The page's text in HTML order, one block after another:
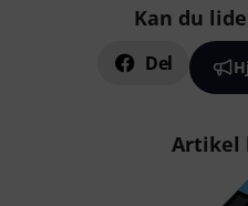
Kan du
Del
Artikel